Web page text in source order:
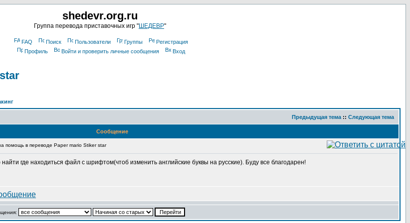
shedevr.org.ru
Группа перевода приставочных игр "ШЕДЕВР"
FAQ Поиск Пользователи Группы
Регистрация
Профиль
Войти и проверить личные сообщения Вход
Предыдущая тема :: Следующая тема
Сообщение
помощь в переводе Paper mario Stiker star
где находиться файл с шрифтом(чтоб изменить английские буквы на русские). Буду все благодарен!